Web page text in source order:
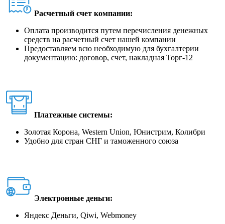
Расчетный счет компании:
Оплата производится путем перечисления денежных
средств на расчетный счет нашей компании
Предоставляем всю необходимую для бухгалтерии
документацию: договор, счет, накладная Торг-12
Платежные системы:
Золотая Корона, Western Union, Юнистрим, Колибри
Удобно для стран СНГ и таможенного союза
Электронные деньги:
Яндекс Деньги, Qiwi, Webmoney